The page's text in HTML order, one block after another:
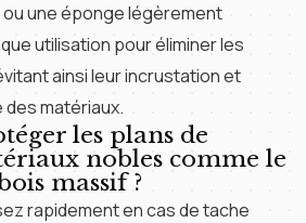
une éponge légèrement
utilisation pour éliminer les
ainsi leur incrustation et
matériaux.
les plans de
nobles comme le
massif ?
rapidement en cas de tache